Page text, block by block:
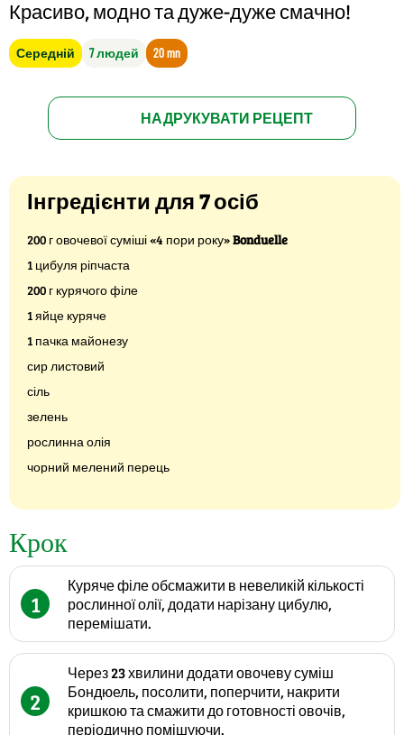
Красиво, модно та дуже-дуже смачно!
Середній 7 людей 20 mn
НАДРУКУВАТИ РЕЦЕПТ
Інгредієнти для 7 осіб
200 г овочевої суміші «4 пори року»Bonduelle
1 цибуля ріпчаста
200 г курячого філе
1 яйце куряче
1 пачка майонезу
сир листовий
сіль
зелень
рослинна олія
чорний мелений перець
Крок
1
Куряче філе обсмажити в невеликій кількості
рослинної олії, додати нарізану цибулю,
перемішати.
2
Через 23 хвилини додати овочеву суміш
Бондюель, посолити, поперчити, накрити
кришкою та смажити до готовності овочів,
періодично помішуючи.